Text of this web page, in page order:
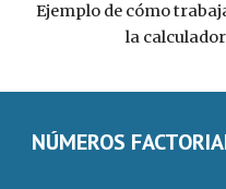
Ejemplo de cómo
la
NÚMEROS